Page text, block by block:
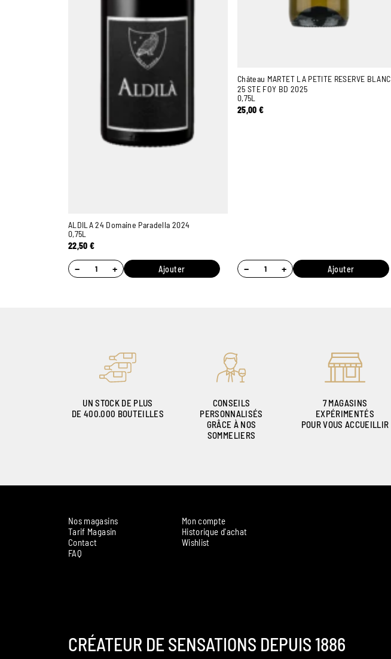
ALDILA 24 Domaine Paradella 2024
0,75L
22,50€
− + Ajouter
Château MARTET LA PETITE RESERVE BLANC
25 STE FOY BD 2025
0,75L
25,00€
− + Ajouter
UN STOCK DE PLUS
DE 400.000 BOUTEILLES
CONSEILS
PERSONNALISÉS
GRÂCE À NOS
SOMMELIERS
7 MAGASINS
EXPÉRIMENTÉS
POUR VOUS ACCUEILLIR
Nos magasins
Tarif Magasin
Contact
FAQ
Mon compte
Historique d'achat
Wishlist
CRÉATEUR DE SENSATIONS DEPUIS 1886